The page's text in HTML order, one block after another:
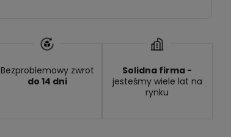
Bezproblemowy zwrot
do 14 dni
Solidna firma -
jesteśmy wiele lat na
rynku